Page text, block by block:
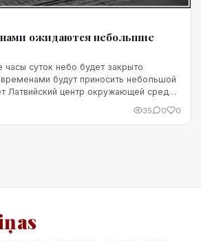
ожидаются небольшие
часы суток небо будет закрыто
будут приносить небольшой
Латвийский центр окружающей среды,
35 0 0